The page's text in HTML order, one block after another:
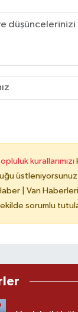
kurallarımızı
| Van Haberleri
sorumlu